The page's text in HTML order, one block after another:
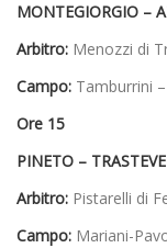
MONTEGIORGIO –
Arbitro: Menozzi di
Campo: Tamburrini
Ore 15
PINETO –
Arbitro: Pistarelli di
Campo: Mariani-